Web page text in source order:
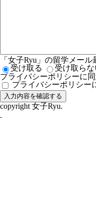
「女子Ryu」の留学メー
受け取る
受け取らな
プライバシーポリシーに
プライバシーポリシー
copyright 女子Ryu.